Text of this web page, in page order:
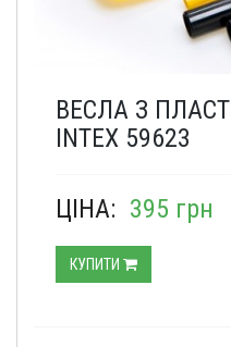
ВЕСЛА З
INTEX 59623
ЦІНА: 395 грн
КУПИТИ